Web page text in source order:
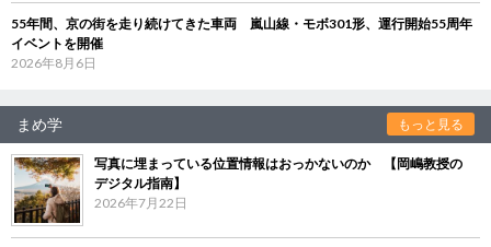
55年間、京の街を走り続けてきた車両 嵐山線・モボ301形、運行開始55周年
イベントを開催
2026年8月6日
まめ学 もっと見る
写真に埋まっている位置情報はおっかないのか 【岡嶋教授の
デジタル指南】
2026年7月22日